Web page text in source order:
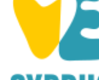
Gastronomy
»
FOUR
EGKOMI )